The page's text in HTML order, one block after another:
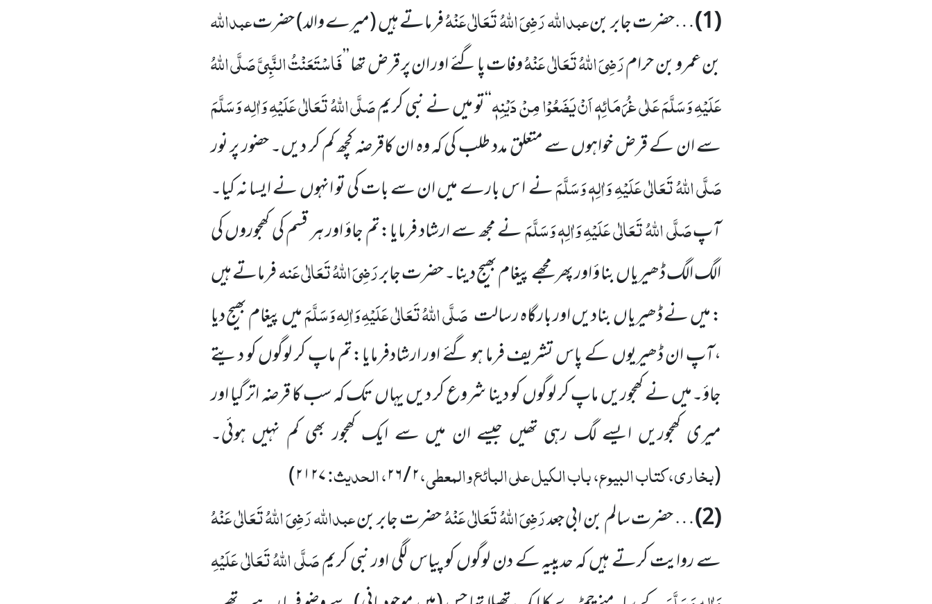
(1) …حضرت جابر بنعبداللہرَضِیَ اللہُ تَعَالٰی عَنْہُفرماتے ہیں(میرے والد)حضرتعبداللہ
بن عمرو بن حرامرَضِیَ اللہُ تَعَالٰی عَنْہُوفات پا گئے اور ان پر قرض تھا ’’فَاسْتَعَنْتُ النَّبِیَّصَلَّی اللہُ
عَلَیْہِ وَسَلَّمَعَلٰی غُرَمَائِہٖ اَنْ یَضَعُوْا مِنْ دَیْنِہٖ‘‘تو میں نے نبی کریمصَلَّی اللہُ تَعَالٰی عَلَیْہِ وَاٰلِہ وَسَلَّمَ
سے ان کے قرض خواہوں سے متعلق مدد طلب کی کہ وہ ان کاقرضہ کچھ کم کر دیں۔ حضور پر نور
صَلَّی اللہُ تَعَالٰی عَلَیْہِ وَاٰلِہٖ وَسَلَّمَنے ا س بارے میں ان سے بات کی تو انہوں نے ایسا نہ کیا۔
آپصَلَّی اللہُ تَعَالٰی عَلَیْہِ وَاٰلِہٖ وَسَلَّمَنے مجھ سے ارشاد فرمایا:تم جاؤ اور ہر قسم کی کھجوروں کی
الگ الگ ڈھیریاں بنا ؤ اور پھر مجھے پیغام بھیج دینا۔ حضرت جابررَضِیَ اللہُ تَعَالٰی عَنہفرماتے ہیں
: میں نے ڈھیریاں بنادیں اور بارگاہ رسالتصَلَّی اللہُ تَعَالٰی عَلَیْہِ وَاٰلِہ وَسَلَّمَمیں پیغام بھیج دیا
،آپ ان ڈھیریوں کے پاس تشریف فرما ہو گئے اور ارشادفرمایا:تم ماپ کر لوگوں کو دیتے
جاؤ۔میں نے کھجوریں ماپ کر لوگوں کو دینا شروع کر دیں یہاں تک کہ سب کا قرضہ اتر گیا اور
میری کھجوریں ایسے لگ رہی تھیں جیسے ان میں سے ایک کھجور بھی کم نہیں ہوئی۔
(بخاری،کتاب البیوع، باب الکیل علی البائع والمعطی،۲ / ۲۶ ، الحدیث:۲۱۲۷)
(2) … حضرت سالم بن ابی جعدرَضِیَ اللہُ تَعَالٰی عَنْہُحضرت جابر بنعبداللہرَضِیَ اللہُ تَعَالٰی عَنْہُ
سے روایت کرتے ہیں کہ حدیبیہ کے دن لوگوں کو پیاس لگی اور نبی کریمصَلَّی اللہُ تَعَالٰی عَلَیْہِ